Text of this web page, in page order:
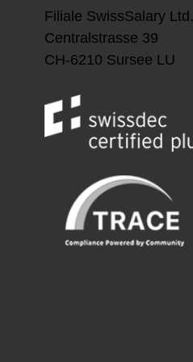
Filiale SwissSalary Ltd.
Centralstrasse 39
CH-6210 Sursee LU